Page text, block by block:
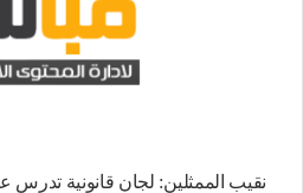
نقيب الممثلين: لجان قانونية تدرس